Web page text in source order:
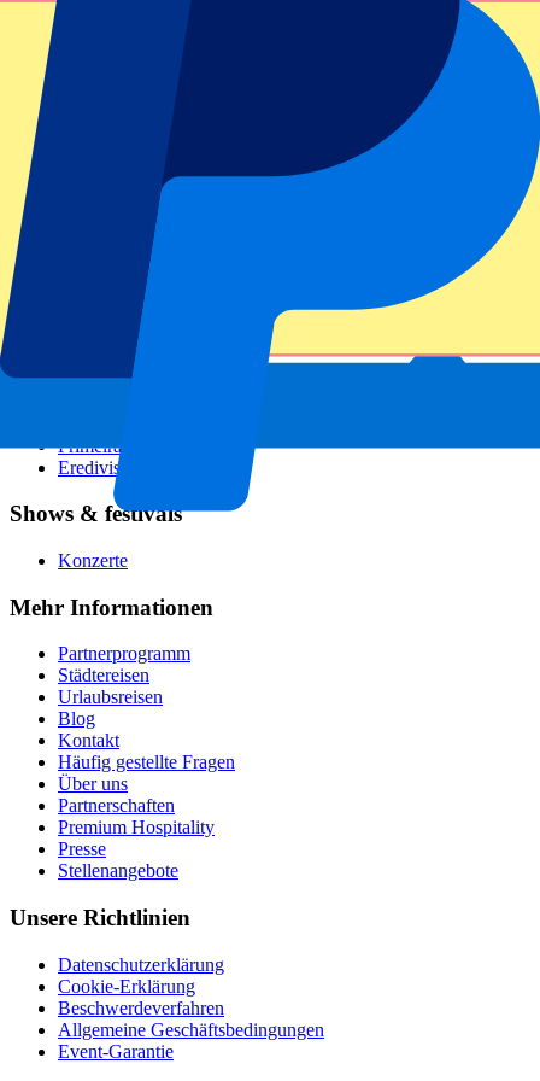
Alle Sportarten
Fußballligen
Champions League
Premier League
Serie A
Primeira Liga
Eredivisie
Shows & festivals
Konzerte
Mehr Informationen
Partnerprogramm
Städtereisen
Urlaubsreisen
Blog
Kontakt
Häufig gestellte Fragen
Über uns
Partnerschaften
Premium Hospitality
Presse
Stellenangebote
Unsere Richtlinien
Datenschutzerklärung
Cookie-Erklärung
Beschwerdeverfahren
Allgemeine Geschäftsbedingungen
Event-Garantie